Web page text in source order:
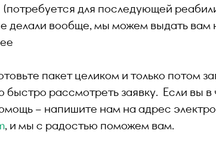
для последующей
делали вообще, мы можем выдать вам
пакет целиком и только потом
быстро рассмотреть заявку. Если вы
– напишите нам на адрес
, и мы с радостью поможем вам.